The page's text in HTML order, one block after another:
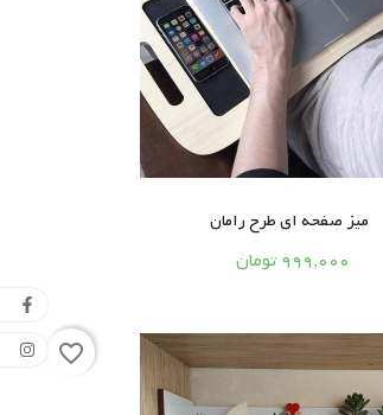
میز صفحه ای طرح رامان


999,000 تومان
favorite_border